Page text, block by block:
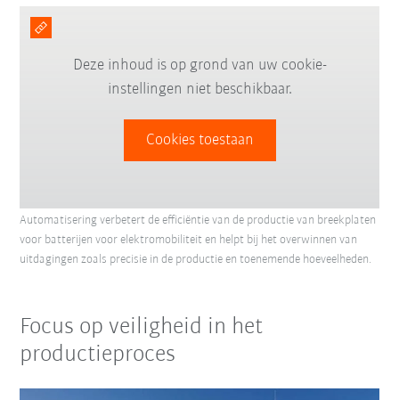
Deze inhoud is op grond van uw cookie-
instellingen niet beschikbaar.
Cookies toestaan
Automatisering verbetert de efficiëntie van de productie van breekplaten
voor batterijen voor elektromobiliteit en helpt bij het overwinnen van
uitdagingen zoals precisie in de productie en toenemende hoeveelheden.
Focus op veiligheid in het
productieproces